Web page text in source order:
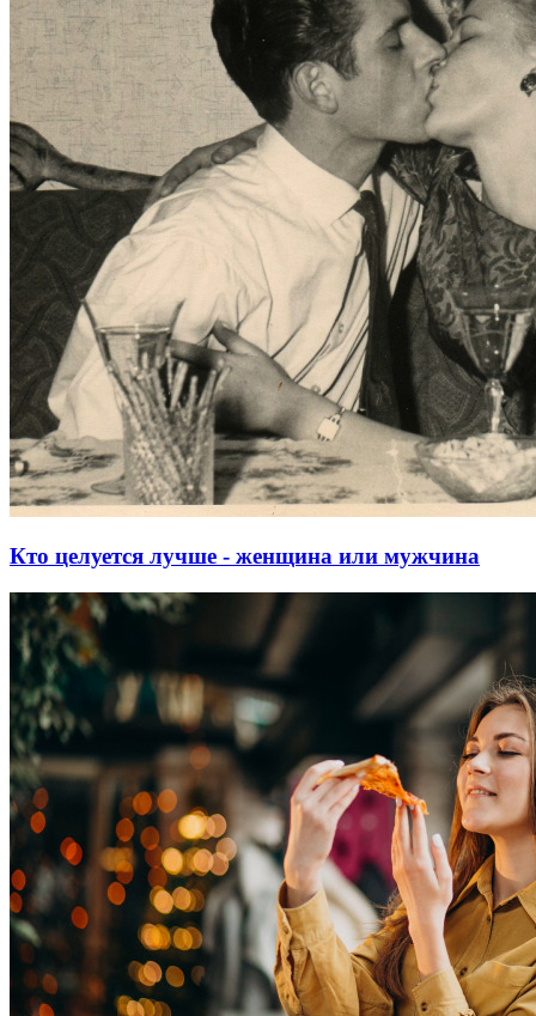
Кто целуется лучше - женщина или мужчина